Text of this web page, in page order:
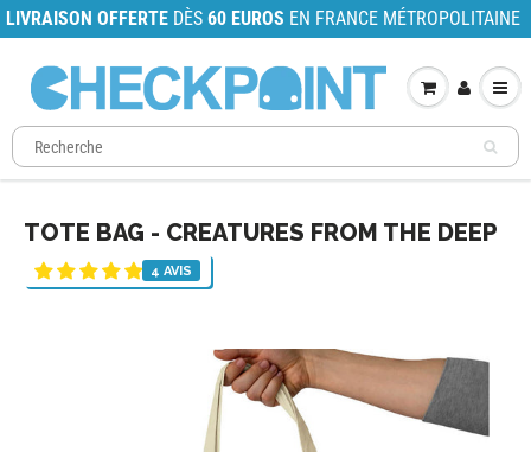
LIVRAISON OFFERTE DÈS 60 EUROS EN FRANCE MÉTROPOLITAINE
TOTE BAG - CREATURES FROM THE DEEP
4 AVIS